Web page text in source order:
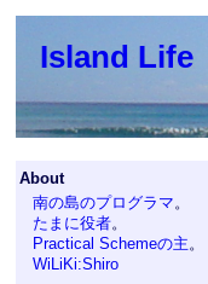
Island Life
About
南の島のプログラマ。
たまに役者。
Practical Schemeの主。
WiLiKi:Shiro